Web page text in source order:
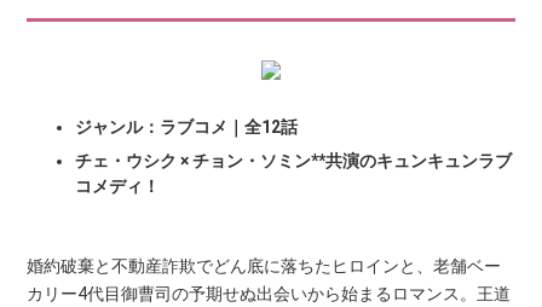
ジャンル：ラブコメ｜全12話
チェ・ウシク × チョン・ソミン**共演のキュンキュンラブ
コメディ！
婚約破棄と不動産詐欺でどん底に落ちたヒロインと、老舗ベー
カリー4代目御曹司の予期せぬ出会いから始まるロマンス。王道